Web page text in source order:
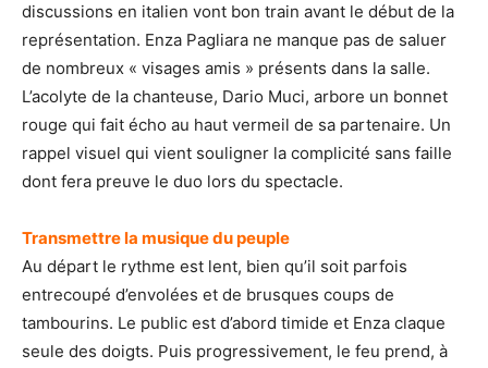
discussions en italien vont bon train avant le début de la
représentation. Enza Pagliara ne manque pas de saluer
de nombreux « visages amis » présents dans la salle.
L’acolyte de la chanteuse, Dario Muci, arbore un bonnet
rouge qui fait écho au haut vermeil de sa partenaire. Un
rappel visuel qui vient souligner la complicité sans faille
dont fera preuve le duo lors du spectacle.
Transmettre la musique du peuple
Au départ le rythme est lent, bien qu’il soit parfois
entrecoupé d’envolées et de brusques coups de
tambourins. Le public est d’abord timide et Enza claque
seule des doigts. Puis progressivement, le feu prend, à